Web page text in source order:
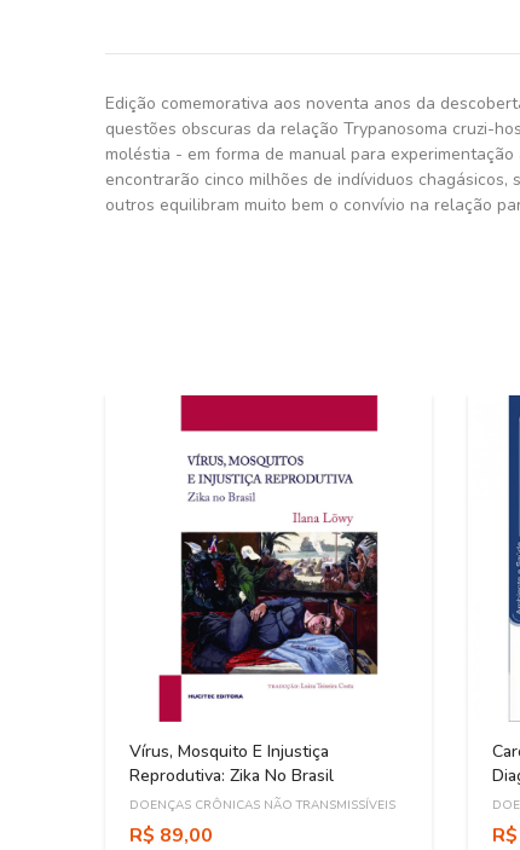
Edição comemorativa aos noventa anos da
questões obscuras da relação Trypanosoma cruzi-
moléstia - em forma de manual para
encontrarão cinco milhões de indíviduos
outros equilibram muito bem o convívio na relação
Vírus, Mosquito E Injustiça
Reprodutiva: Zika No Brasil
DOENÇAS CRÔNICAS NÃO TRANSMISSÍVEIS
R$ 89,00